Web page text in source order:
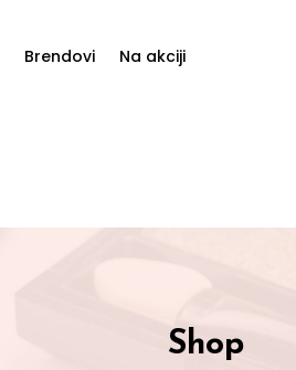
Brendovi Na akciji
Shop